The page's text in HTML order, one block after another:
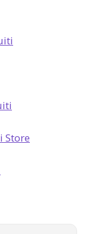
Store